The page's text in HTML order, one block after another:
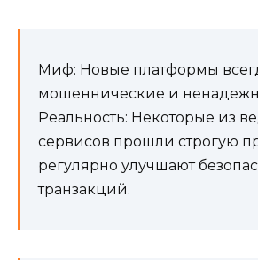
Миф: Новые платформы
мошеннические и
Реальность: Некоторые из
сервисов прошли строгую
регулярно улучшают
транзакций.